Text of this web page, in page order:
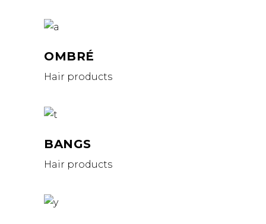
OMBRÉ
Hair products
BANGS
Hair products